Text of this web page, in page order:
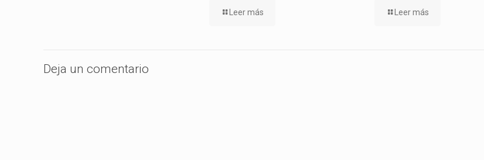
Leer más Leer más
Deja un comentario